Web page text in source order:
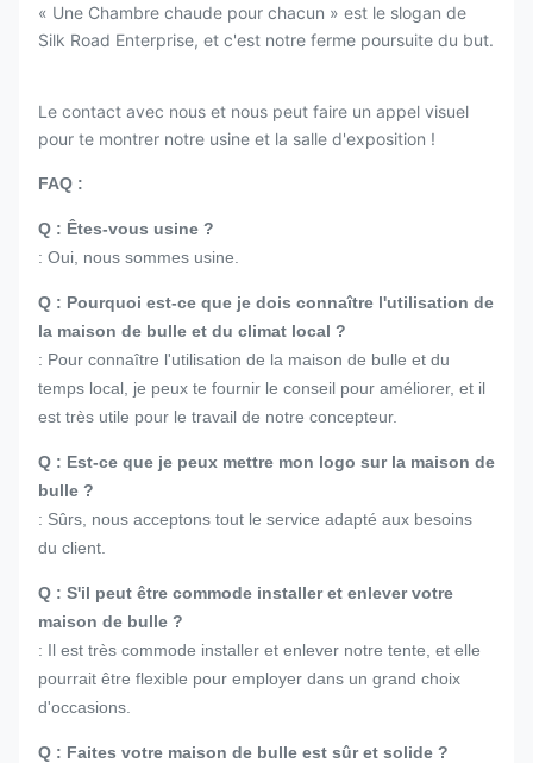
« Une Chambre chaude pour chacun » est le slogan de
Silk Road Enterprise, et c'est notre ferme poursuite du but.
Le contact avec nous et nous peut faire un appel visuel
pour te montrer notre usine et la salle d'exposition !
FAQ :
Q : Êtes-vous usine ?
: Oui, nous sommes usine.
Q : Pourquoi est-ce que je dois connaître l'utilisation de
la maison de bulle et du climat local ?
: Pour connaître l'utilisation de la maison de bulle et du
temps local, je peux te fournir le conseil pour améliorer, et il
est très utile pour le travail de notre concepteur.
Q : Est-ce que je peux mettre mon logo sur la maison de
bulle ?
: Sûrs, nous acceptons tout le service adapté aux besoins
du client.
Q : S'il peut être commode installer et enlever votre
maison de bulle ?
: Il est très commode installer et enlever notre tente, et elle
pourrait être flexible pour employer dans un grand choix
d'occasions.
Q : Faites votre maison de bulle est sûr et solide ?